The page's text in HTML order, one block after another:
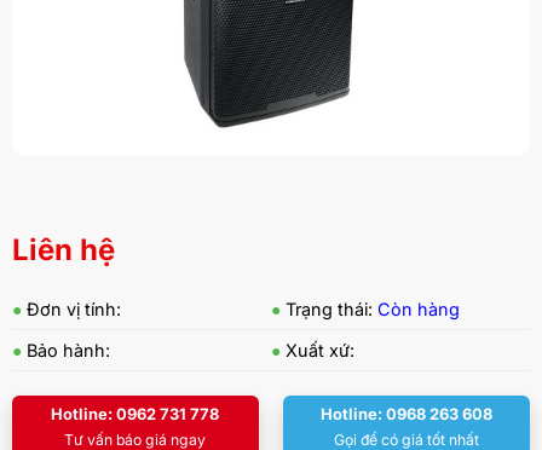
Liên hệ
● Đơn vị tính: ● Trạng thái: Còn hàng
● Bảo hành: ● Xuất xứ:
Hotline: 0962 731 778
Tư vấn báo giá ngay
Hotline: 0968 263 608
Gọi để có giá tốt nhất